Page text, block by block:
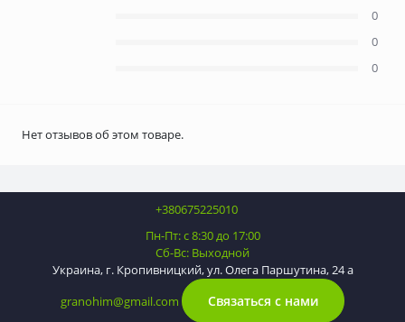
0
0
0
Нет отзывов об этом товаре.
+380675225010
Пн-Пт: с 8:30 до 17:00
Сб-Вс: Выходной
Украина, г. Кропивницкий, ул. Олега Паршутина, 24 а
granohim@gmail.com
Связаться с нами